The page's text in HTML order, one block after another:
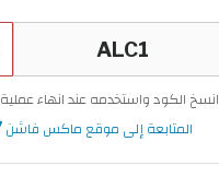
انسخ الكود واستخدمه عند انهاء
المتابعة إلى موقع ماكس فاشن